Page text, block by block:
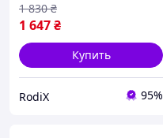
1 647₴
1 830 ₴
Купить
RodiX 95%